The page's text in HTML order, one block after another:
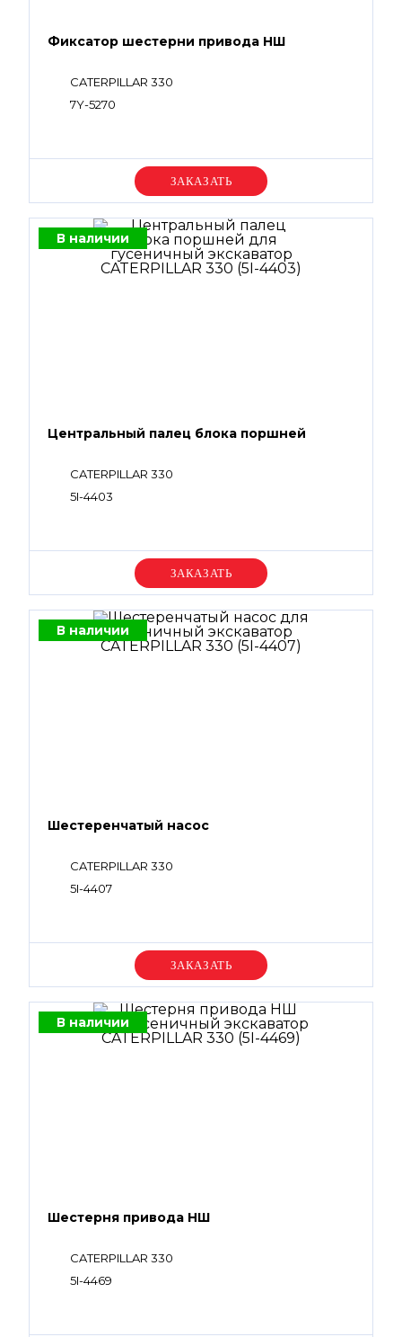
Фиксатор шестерни привода НШ
CATERPILLAR 330
7Y-5270
Уточняйте цену
В наличии
Центральный палец блока поршней
CATERPILLAR 330
5I-4403
Уточняйте цену
В наличии
Шестеренчатый насос
CATERPILLAR 330
5I-4407
Уточняйте цену
В наличии
Шестерня привода НШ
CATERPILLAR 330
5I-4469